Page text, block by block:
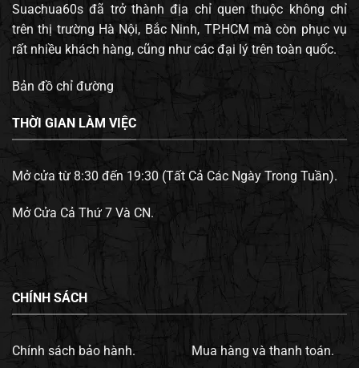
Suachua60s đã trở thành địa chỉ quen thuộc không chỉ
trên thị trường Hà Nội, Bắc Ninh, TP.HCM mà còn phục vụ
rất nhiều khách hàng, cũng như các đại lý trên toàn quốc.
Bản đồ chỉ đường
THỜI GIAN LÀM VIỆC
Mở cửa từ 8:30 đến 19:30 (Tất Cả Các Ngày Trong Tuần).
Mở Cửa Cả Thứ 7 Và CN.
CHÍNH SÁCH
Chính sách bảo hành. Mua hàng và thanh toán.